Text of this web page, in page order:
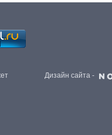
Дизайн сайта -